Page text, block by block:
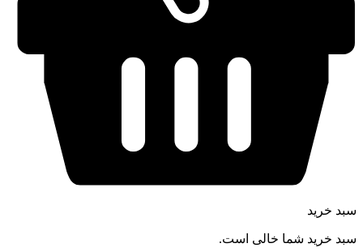
سبد خرید
سبد خرید شما خالی است.